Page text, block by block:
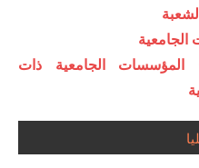
الجامعية
المؤسسات الجامعية ذات